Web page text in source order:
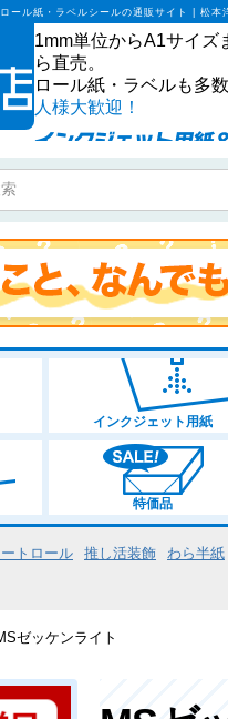
ール紙・ラベルシールの通販サイト | 松本
1mm単位からA1サイズ
ら直売。
ロール紙・ラベルも多
人様大歓迎！
インクジェット用紙
特価品
トロール 推し活装飾 わら半紙
ゼッケンライト